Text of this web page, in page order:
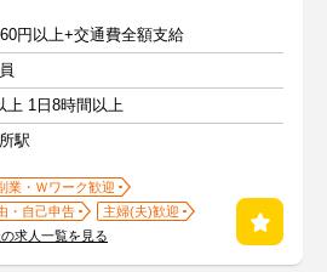
円以上+交通費全額支給
上 1日8時間以上
駅
業・Ｗワーク歓迎
・自己申告
主婦(夫)歓迎
求人一覧を見る